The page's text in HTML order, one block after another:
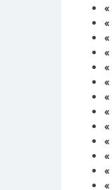
«
«
«
«
«
«
«
«
«
«
«
«
«